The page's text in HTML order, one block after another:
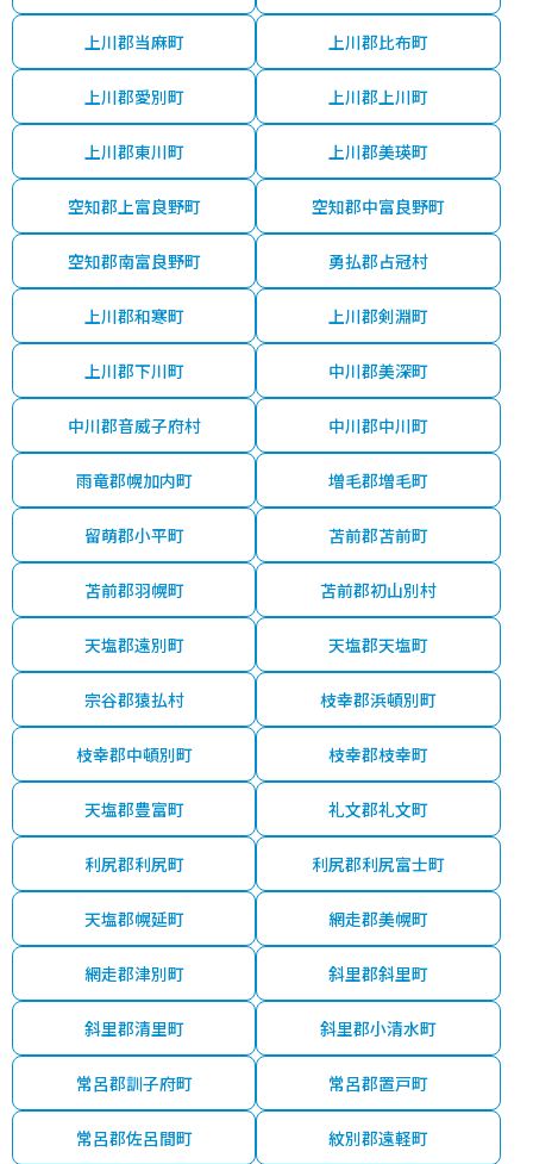
上川郡当麻町 上川郡比布町
上川郡愛別町 上川郡上川町
上川郡東川町 上川郡美瑛町
空知郡上富良野町 空知郡中富良野町
空知郡南富良野町 勇払郡占冠村
上川郡和寒町 上川郡剣淵町
上川郡下川町 中川郡美深町
中川郡音威子府村 中川郡中川町
雨竜郡幌加内町 増毛郡増毛町
留萌郡小平町 苫前郡苫前町
苫前郡羽幌町 苫前郡初山別村
天塩郡遠別町 天塩郡天塩町
宗谷郡猿払村 枝幸郡浜頓別町
枝幸郡中頓別町 枝幸郡枝幸町
天塩郡豊富町 礼文郡礼文町
利尻郡利尻町 利尻郡利尻富士町
天塩郡幌延町 網走郡美幌町
網走郡津別町 斜里郡斜里町
斜里郡清里町 斜里郡小清水町
常呂郡訓子府町 常呂郡置戸町
常呂郡佐呂間町 紋別郡遠軽町